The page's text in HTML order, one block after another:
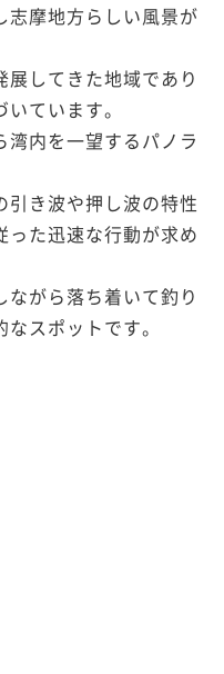
志摩地方らしい風景が
してきた地域であり
ています。
内を一望するパノラ
引き波や押し波の特性
った迅速な行動が求め
がら落ち着いて釣り
スポットです。